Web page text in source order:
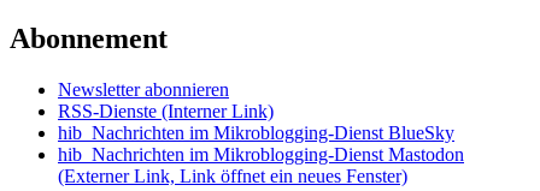
Abonnement
Newsletter abonnieren
RSS-Dienste (Interner Link)
hib_Nachrichten im Mikroblogging-Dienst BlueSky
hib_Nachrichten im Mikroblogging-Dienst Mastodon
(Externer Link, Link öffnet ein neues Fenster)